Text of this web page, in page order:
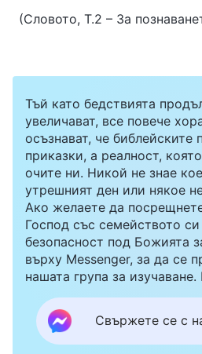
(Словото, Т.2 – За
Тъй като бедствията
увеличават, все повече
осъзнават, че библейските
приказки, а реалност,
очите ни. Никой не знае
утрешният ден или някое
Ако желаете да
Господ със семейството
безопасност под Божията
върху Messenger, за да се
нашата група за
Свържете се с